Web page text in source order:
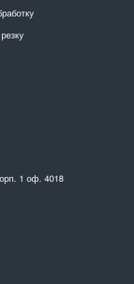
1 оф. 4018